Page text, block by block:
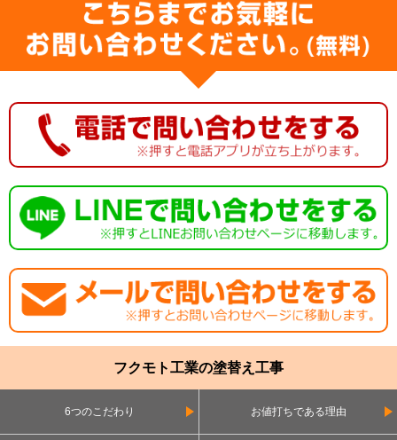
フクモト工業の塗替え工事
6つのこだわり お値打ちである理由